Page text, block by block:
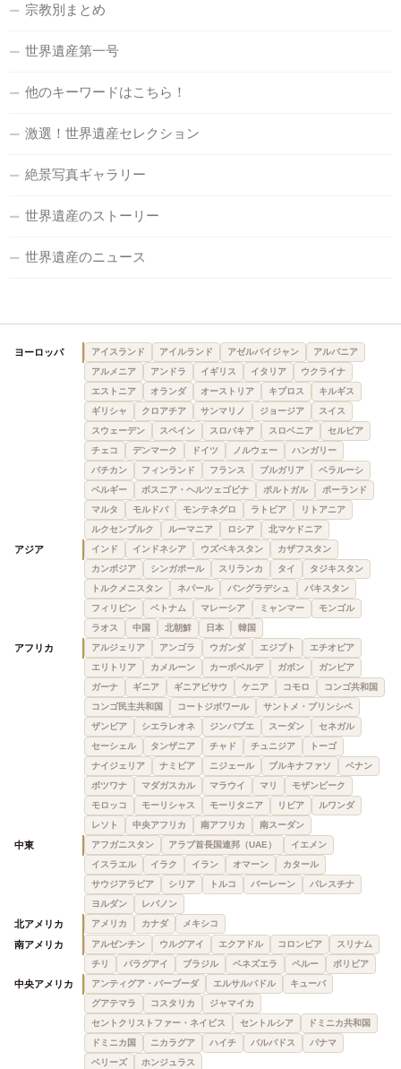
宗教別まとめ
世界遺産第一号
他のキーワードはこちら！
激選！世界遺産セレクション
絶景写真ギャラリー
世界遺産のストーリー
世界遺産のニュース
ヨーロッパ アイスランド アイルランド アゼルバイジャン
アルバニア
アルメニア
アンドラ イギリス イタリア
ウクライナ
エストニア
オランダ オーストリア キプロス
キルギス
ギリシャ
クロアチア サンマリノ ジョージア
スイス
スウェーデン
スペイン スロバキア スロベニア
セルビア
チェコ
デンマーク ドイツ ノルウェー
ハンガリー
バチカン
フィンランド フランス ブルガリア
ベラルーシ
ベルギー
ボスニア・ヘルツェゴビナ ポルトガル
ポーランド
マルタ
モルドバ モンテネグロ ラトビア
リトアニア
ルクセンブルク
ルーマニア ロシア 北マケドニア
アジア インド インドネシア ウズベキスタン
カザフスタン
カンボジア
シンガポール スリランカ タイ
タジキスタン
トルクメニスタン
ネパール バングラデシュ
パキスタン
フィリピン
ベトナム マレーシア ミャンマー
モンゴル
ラオス
中国 北朝鮮 日本 韓国
アフリカ アルジェリア アンゴラ ウガンダ エジプト
エチオピア
エリトリア
カメルーン カーボベルデ ガボン
ガンビア
ガーナ
ギニア ギニアビサウ ケニア コモロ
コンゴ共和国
コンゴ民主共和国
コートジボワール
サントメ・プリンシペ
ザンビア
シエラレオネ ジンバブエ スーダン
セネガル
セーシェル
タンザニア チャド チュニジア
トーゴ
ナイジェリア
ナミビア ニジェール ブルキナファソ
ベナン
ボツワナ
マダガスカル マラウイ マリ
モザンビーク
モロッコ
モーリシャス モーリタニア リビア
ルワンダ
レソト
中央アフリカ 南アフリカ 南スーダン
中東 アフガニスタン アラブ首長国連邦（UAE）
イエメン
イスラエル
イラク イラン オマーン
カタール
サウジアラビア
シリア トルコ バーレーン
パレスチナ
ヨルダン
レバノン
北アメリカ アメリカ カナダ メキシコ
南アメリカ アルゼンチン ウルグアイ エクアドル コロンビア
スリナム
チリ
パラグアイ ブラジル ベネズエラ ペルー ボリビア
中央アメリカ アンティグア・バーブーダ エルサルバドル
キューバ
グアテマラ
コスタリカ
ジャマイカ
セントクリストファー・ネイビス
セントルシア
ドミニカ共和国
ドミニカ国
ニカラグア ハイチ バルバドス
パナマ
ベリーズ
ホンジュラス